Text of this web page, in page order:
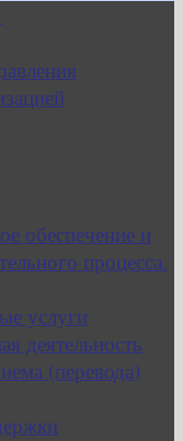
обеспечение и
процесса.
услуги
деятельность
(перевода)